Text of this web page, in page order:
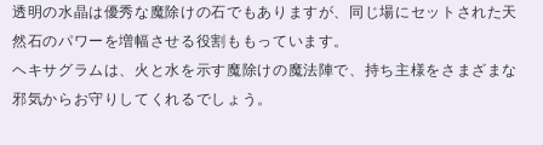
透明の水晶は優秀な魔除けの石でもありますが、同じ場にセットされた天
然石のパワーを増幅させる役割ももっています。
ヘキサグラムは、火と水を示す魔除けの魔法陣で、持ち主様をさまざまな
邪気からお守りしてくれるでしょう。